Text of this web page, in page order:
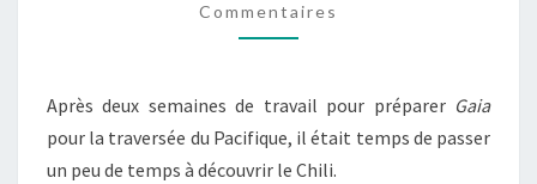
Commentaires
Après deux semaines de travail pour préparer Gaia
pour la traversée du Pacifique, il était temps de passer
un peu de temps à découvrir le Chili.